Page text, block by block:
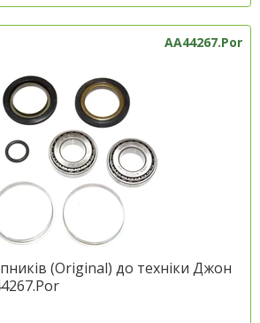
AA44267.Por
(Original) до техніки Джон